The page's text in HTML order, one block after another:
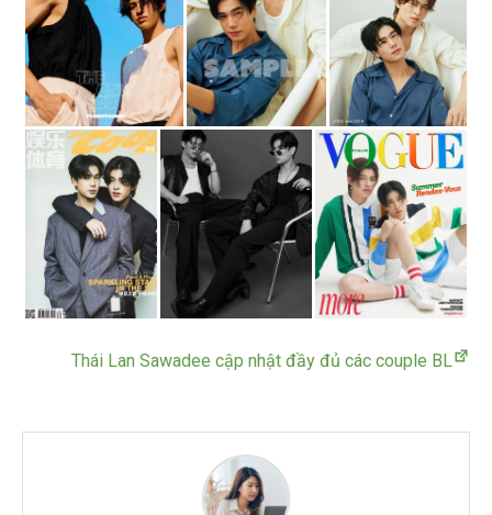
Thái Lan Sawadee cập nhật đầy đủ các couple BL